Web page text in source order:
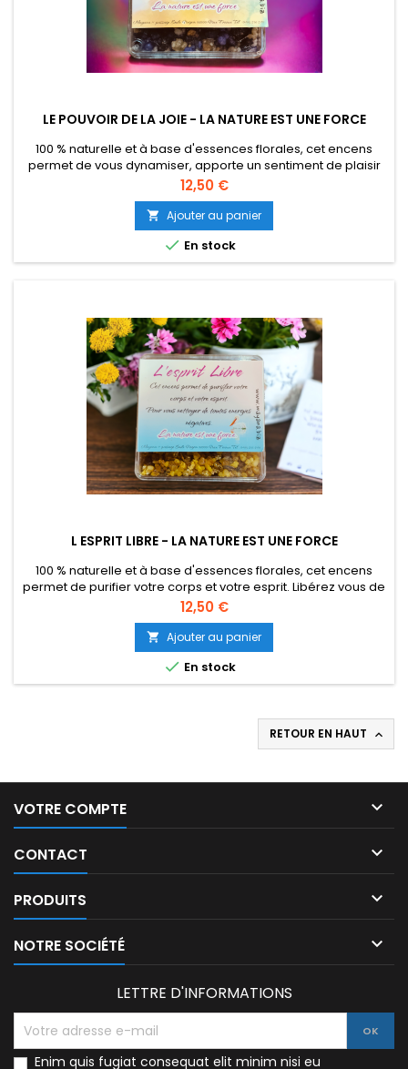
LE POUVOIR DE LA JOIE - LA NATURE EST UNE FORCE
100 % naturelle et à base d'essences florales, cet encens
permet de vous dynamiser, apporte un sentiment de plaisir
et de joie. Libérez vous de toutes énergies négatives pour
prendre le meilleur de la vie. Boite solide transparente
volume 50 gr.
Prix
12,50 €
 Ajouter au panier
 En stock
L ESPRIT LIBRE - LA NATURE EST UNE FORCE
100 % naturelle et à base d'essences florales, cet encens
permet de purifier votre corps et votre esprit. Libérez vous de
toutes énergies négatives que ce soit en revenant du travail,
une engueulade ou encore pour vous recentrer sur votre
énergie. Boite solide transparente volume 50 gr.
Prix
12,50 €
 Ajouter au panier
 En stock
RETOUR EN HAUT 
VOTRE COMPTE 
CONTACT 
PRODUITS 
NOTRE SOCIÉTÉ 
LETTRE D'INFORMATIONS
Enim quis fugiat consequat elit minim nisi eu